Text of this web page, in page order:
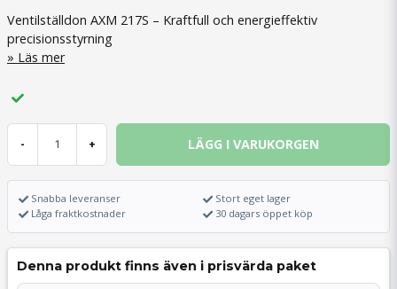
Ventilställdon AXM 217S – Kraftfull och energieffektiv
precisionsstyrning
Läs mer
- + LÄGG I VARUKORGEN
Snabba leveranser
Låga fraktkostnader
Stort eget lager
30 dagars öppet köp
Denna produkt finns även i prisvärda paket